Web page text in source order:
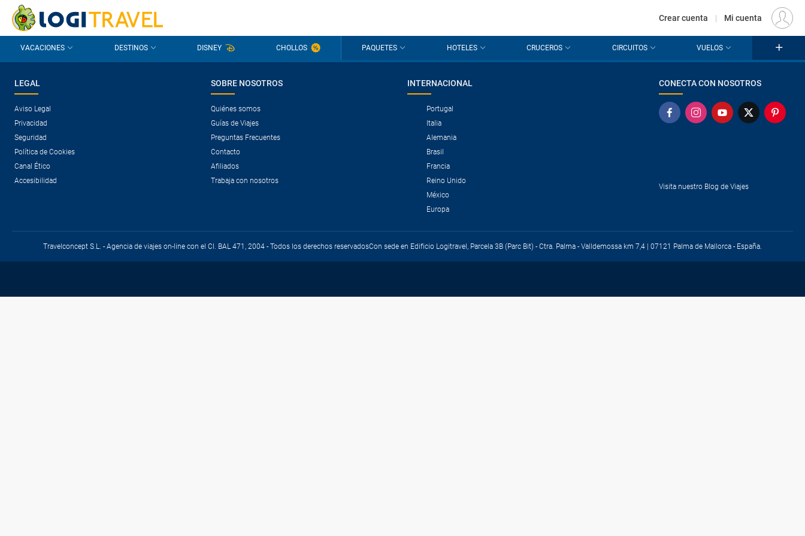
CONTACTO PREGUNTAS FRECUENTES EUR
Crear cuenta | Mi cuenta
VACACIONES DESTINOS DISNEY CHOLLOS PAQUETES HOTELES CRUCEROS CIRCUITOS VUELOS
LEGAL
Aviso Legal
Privacidad
Seguridad
Política de Cookies
Canal Ético
Accesibilidad
SOBRE NOSOTROS
Quiénes somos
Guías de Viajes
Preguntas Frecuentes
Contacto
Afiliados
Trabaja con nosotros
INTERNACIONAL
Portugal
Italia
Alemania
Brasil
Francia
Reino Unido
México
Europa
CONECTA CON NOSOTROS
Visita nuestro Blog de Viajes
Travelconcept S.L. - Agencia de viajes on-line con el CI. BAL 471, 2004 - Todos los derechos reservadosCon sede en Edificio Logitravel, Parcela 3B (Parc Bit) - Ctra. Palma - Valldemossa km 7,4 | 07121 Palma de Mallorca - España.